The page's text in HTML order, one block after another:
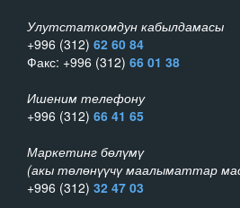
Улутстаткомдун кабылдамасы
+996 (312) 62 60 84
Факс: +996 (312) 66 01 38
Ишеним телефону
+996 (312) 66 41 65
Маркетинг бөлүмү
(акы төлөнүүчү маалыматтар
+996 (312) 32 47 03